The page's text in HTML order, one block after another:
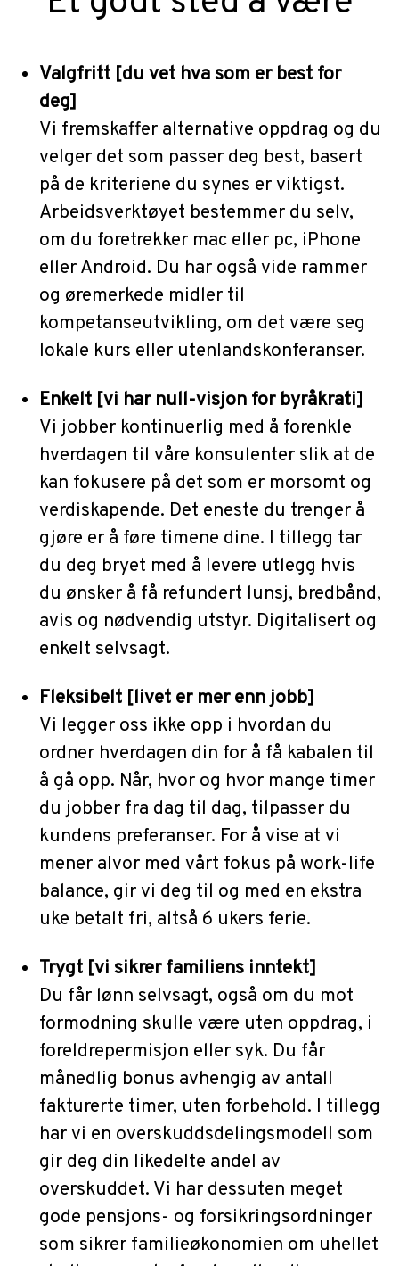
Valgfritt [du vet hva som er best for
deg]
Vi fremskaffer alternative oppdrag og du
velger det som passer deg best, basert
på de kriteriene du synes er viktigst.
Arbeidsverktøyet bestemmer du selv,
om du foretrekker mac eller pc, iPhone
eller Android. Du har også vide rammer
og øremerkede midler til
kompetanseutvikling, om det være seg
lokale kurs eller utenlandskonferanser.
Enkelt [vi har null-visjon for byråkrati]
Vi jobber kontinuerlig med å forenkle
hverdagen til våre konsulenter slik at de
kan fokusere på det som er morsomt og
verdiskapende. Det eneste du trenger å
gjøre er å føre timene dine. I tillegg tar
du deg bryet med å levere utlegg hvis
du ønsker å få refundert lunsj, bredbånd,
avis og nødvendig utstyr. Digitalisert og
enkelt selvsagt.
Fleksibelt [livet er mer enn jobb]
Vi legger oss ikke opp i hvordan du
ordner hverdagen din for å få kabalen til
å gå opp. Når, hvor og hvor mange timer
du jobber fra dag til dag, tilpasser du
kundens preferanser. For å vise at vi
mener alvor med vårt fokus på work-life
balance, gir vi deg til og med en ekstra
uke betalt fri, altså 6 ukers ferie.
Trygt [vi sikrer familiens inntekt]
Du får lønn selvsagt, også om du mot
formodning skulle være uten oppdrag, i
foreldrepermisjon eller syk. Du får
månedlig bonus avhengig av antall
fakturerte timer, uten forbehold. I tillegg
har vi en overskuddsdelingsmodell som
gir deg din likedelte andel av
overskuddet. Vi har dessuten meget
gode pensjons- og forsikringsordninger
som sikrer familieøkonomien om uhellet